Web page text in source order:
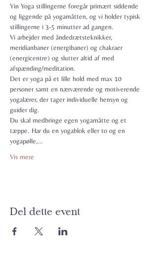
Yin Yoga stillingerne foregår primært siddende
og liggende på yogamåtten, og vi holder typisk
stillingerne i 3-5 minutter ad gangen.
Vi arbejder med åndedrætsteknikker,
meridianbaner (energibaner) og chakraer
(energicentre) og slutter altid af med
afspænding/meditation.
Det er yoga på et lille hold med max 10
personer samt en nærværende og motiverende
yogalærer, der tager individuelle hensyn og
guider dig.
Du skal medbringe egen yogamåtte og et
tæppe. Har du en yogablok eller to og en
yogapølle,…
Vis mere
Del dette event